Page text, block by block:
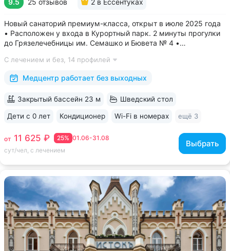
Новый санаторий премиум-класса, открыт в июле 2025 года
• Расположен у входа в Курортный парк. 2 минуты прогулки
до Грязелечебницы им. Семашко и Бювета № 4 •
Бесплатное посещение включено во все виды путёвок •
Трёхразовое питание...
С лечением и без, 14 профилей
Медцентр работает без выходных
01.06-31.08
25%
от 11 625 ₽
сут/чел, с лечением
Выбрать
Закрытый бассейн 23 м Шведский стол
Дети с 0 лет Кондиционер Wi-Fi в номерах ещё 3